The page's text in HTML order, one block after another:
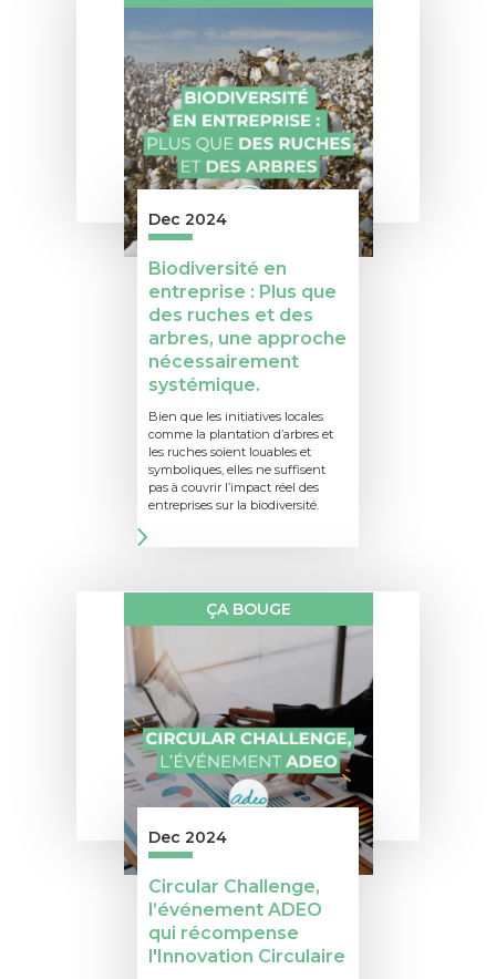
Dec 2024
Biodiversité en
entreprise : Plus que
des ruches et des
arbres, une approche
nécessairement
systémique.
Bien que les initiatives locales
comme la plantation d’arbres et
les ruches soient louables et
symboliques, elles ne suffisent
pas à couvrir l’impact réel des
entreprises sur la biodiversité.
ÇA BOUGE
Dec 2024
Circular Challenge,
l’événement ADEO
qui récompense
l'Innovation Circulaire